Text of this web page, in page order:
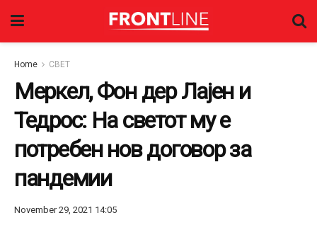
Home СВЕТ
Меркел, Фон дер Лајен и
Тедрос: На светот му е
потребен нов договор за
пандемии
November 29, 2021 14:05